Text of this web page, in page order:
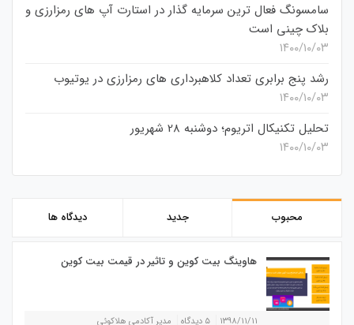
سامسونگ فعال‌ ترین سرمایه‌ گذار در استارت‌ آپ‌ های رمزارزی و
بلاک چینی است
۱۴۰۰/۱۰/۰۳
رشد پنج برابری تعداد کلاهبرداری های رمزارزی در یوتیوب
۱۴۰۰/۱۰/۰۳
تحلیل تکنیکال اتریوم؛ دوشنبه 28 شهریور
۱۴۰۰/۱۰/۰۳
محبوب جدید دیدگاه ها
هاوینگ بیت کوین و تاثیر در قیمت بیت کوین
۱۳۹۸/۱۱/۱۱ ۵ دیدگاه مدیر آکادمی هلاکوئی